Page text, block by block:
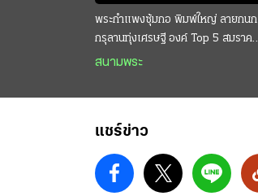
พระกำแพงซุ้มกอ พิมพ์ใหญ่ ลายกนก
กรุลานทุ่งเศรษฐี องค์ Top 5 สมราคา
หลักสิบล้าน
สนามพระ
แชร์ข่าว